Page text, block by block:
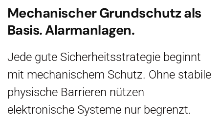
Mechanischer Grundschutz als
Basis. Alarmanlagen.
Jede gute Sicherheitsstrategie beginnt
mit mechanischem Schutz. Ohne stabile
physische Barrieren nützen
elektronische Systeme nur begrenzt.